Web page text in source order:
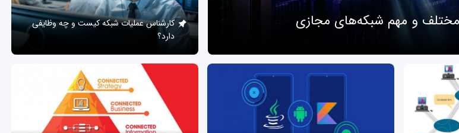
و مهم شبکه‌های مجازی
کارشناس عملیات شبکه کیست و چه وظایفی
دارد؟